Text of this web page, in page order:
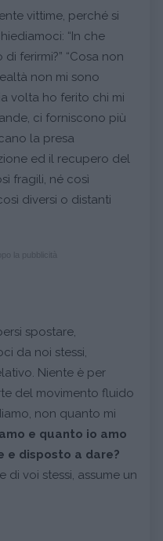
vittime, perché si
“In che
ferirmi?” “Cosa non
non mi sono
volta ho ferito chi mi
ci forniscono più
la presa
ed il recupero del
fragili, né così
diversi o distanti
spostare,
da noi stessi,
Niente è per
del movimento fluido
non quanto mi
e quanto io amo
e disposto a dare?
di voi stessi, assume un